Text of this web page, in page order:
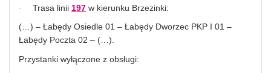
· Trasa linii 197 w kierunku Brzezinki:
(…) – Łabędy Osiedle 01 – Łabędy Dworzec PKP I 01 –
Łabędy Poczta 02 – (…).
Przystanki wyłączone z obsługi: